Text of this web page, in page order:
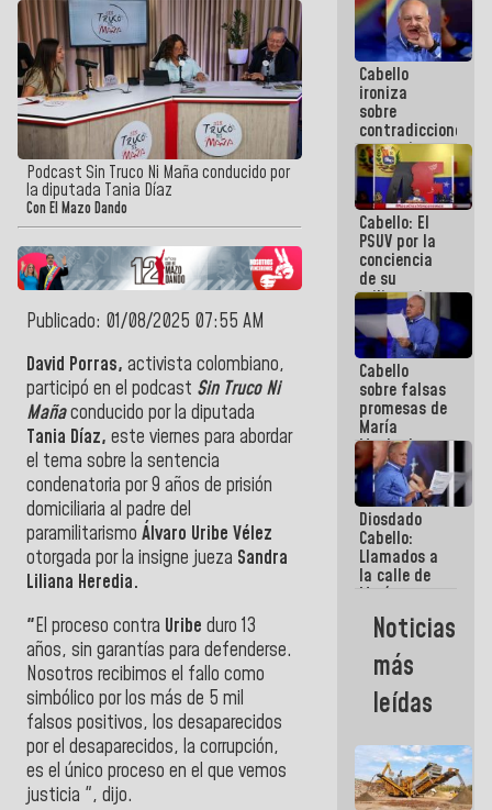
Podcast Sin Truco Ni Maña conducido por
la diputada Tania Díaz
Con El Mazo Dando
Publicado: 01/08/2025 07:55 AM
David Porras, activista colombiano,
participó en el podcast Sin Truco Ni
Mañaconducido por la diputada
Tania Díaz, este viernes para abordar
el tema sobre la sentencia
condenatoria por 9 años de prisión
domiciliaria al padre del
paramilitarismo Álvaro Uribe Vélez
otorgada por la insigne jueza Sandra
Liliana Heredia.
"El proceso contra Uribe duro 13
años, sin garantías para defenderse.
Nosotros recibimos el fallo como
simbólico por los más de 5 mil
falsos positivos, los desaparecidos
por el desaparecidos, la corrupción,
es el único proceso en el que vemos
justicia ", dijo.
escribir
hazlo hoy
por que no
sabemos si
la semana
que viene
hay
programa
Cabello
ironiza
sobre
contradicciones
y mentiras
de María
Machado:
¡Créanle!
Cabello: El
PSUV por la
conciencia
de su
militancia
es la
organización
política más
sólida de
Venezuela
Cabello
sobre falsas
promesas de
María
Machado:
¿Quién le
puede creer?
¿Y la gente
que ella iba
a salvar en
La Guaira?
Diosdado
Cabello:
Llamados a
la calle de
María
Machado se
estrellaron
de frente
contra el
Pueblo
Noticias
más
leídas